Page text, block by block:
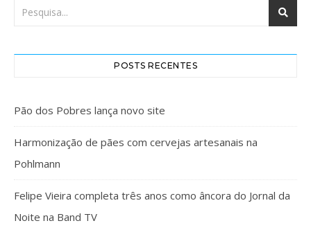
POSTS RECENTES
Pão dos Pobres lança novo site
Harmonização de pães com cervejas artesanais na
Pohlmann
Felipe Vieira completa três anos como âncora do Jornal da
Noite na Band TV